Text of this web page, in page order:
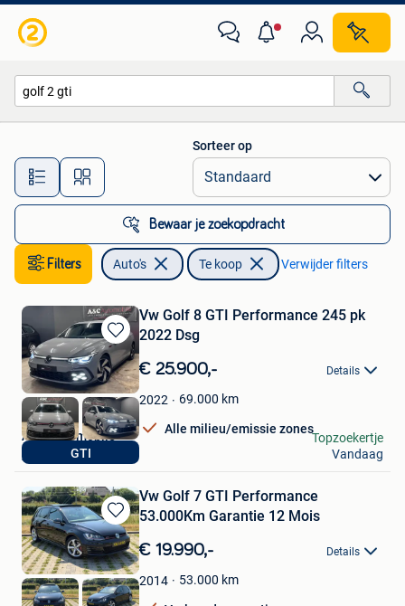
Alle afstanden…
Sorteer op
Bewaar je zoekopdracht
Filters Auto's Te koop Verwijder filters
Bewaren
in
Mijn
Favorieten
GTI
Vw Golf 8 GTI Performance 245 pk
2022 Dsg
€ 25.900,- Details
2022 69.000 km
Alle milieu/emissie zones
A&C Automobile
Ans
Topzoekertje
Vandaag
Bewaren
in
Mijn
Favorieten
Vw Golf 7 GTI Performance
53.000Km Garantie 12 Mois
€ 19.990,- Details
2014 53.000 km